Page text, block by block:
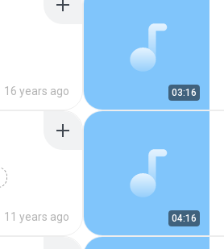
16 years ago 03:16
11 years ago 04:16